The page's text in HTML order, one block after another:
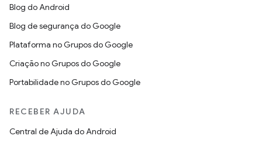
Blog do Android
Blog de segurança do Google
Plataforma no Grupos do Google
Criação no Grupos do Google
Portabilidade no Grupos do Google
RECEBER AJUDA
Central de Ajuda do Android